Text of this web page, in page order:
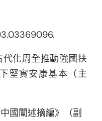
化周全推動強國扶
堅實安康基本（主
國闡述摘編》（副